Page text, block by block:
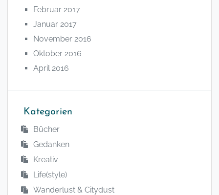
Februar 2017
Januar 2017
November 2016
Oktober 2016
April 2016
Kategorien
Bücher
Gedanken
Kreativ
Life(style)
Wanderlust & Citydust